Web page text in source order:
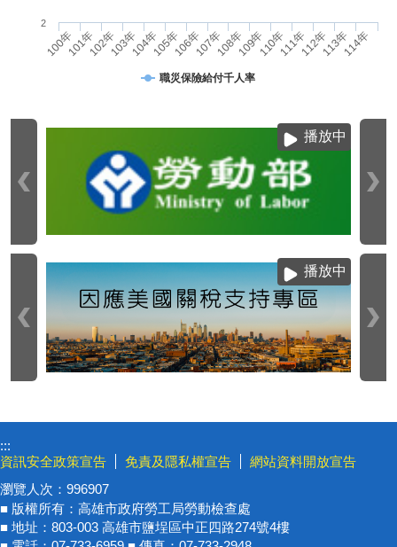
職災保險給付千人率
100年101年102年103年104年105年106年107年108年109年110年111年112年113年114年
2
播放中
播放中
:::
資訊安全政策宣告
免責及隱私權宣告
網站資料開放宣告
瀏覽人次： 996907
■ 版權所有：高雄市政府勞工局勞動檢查處
■ 地址：803-003 高雄市鹽埕區中正四路274號4樓